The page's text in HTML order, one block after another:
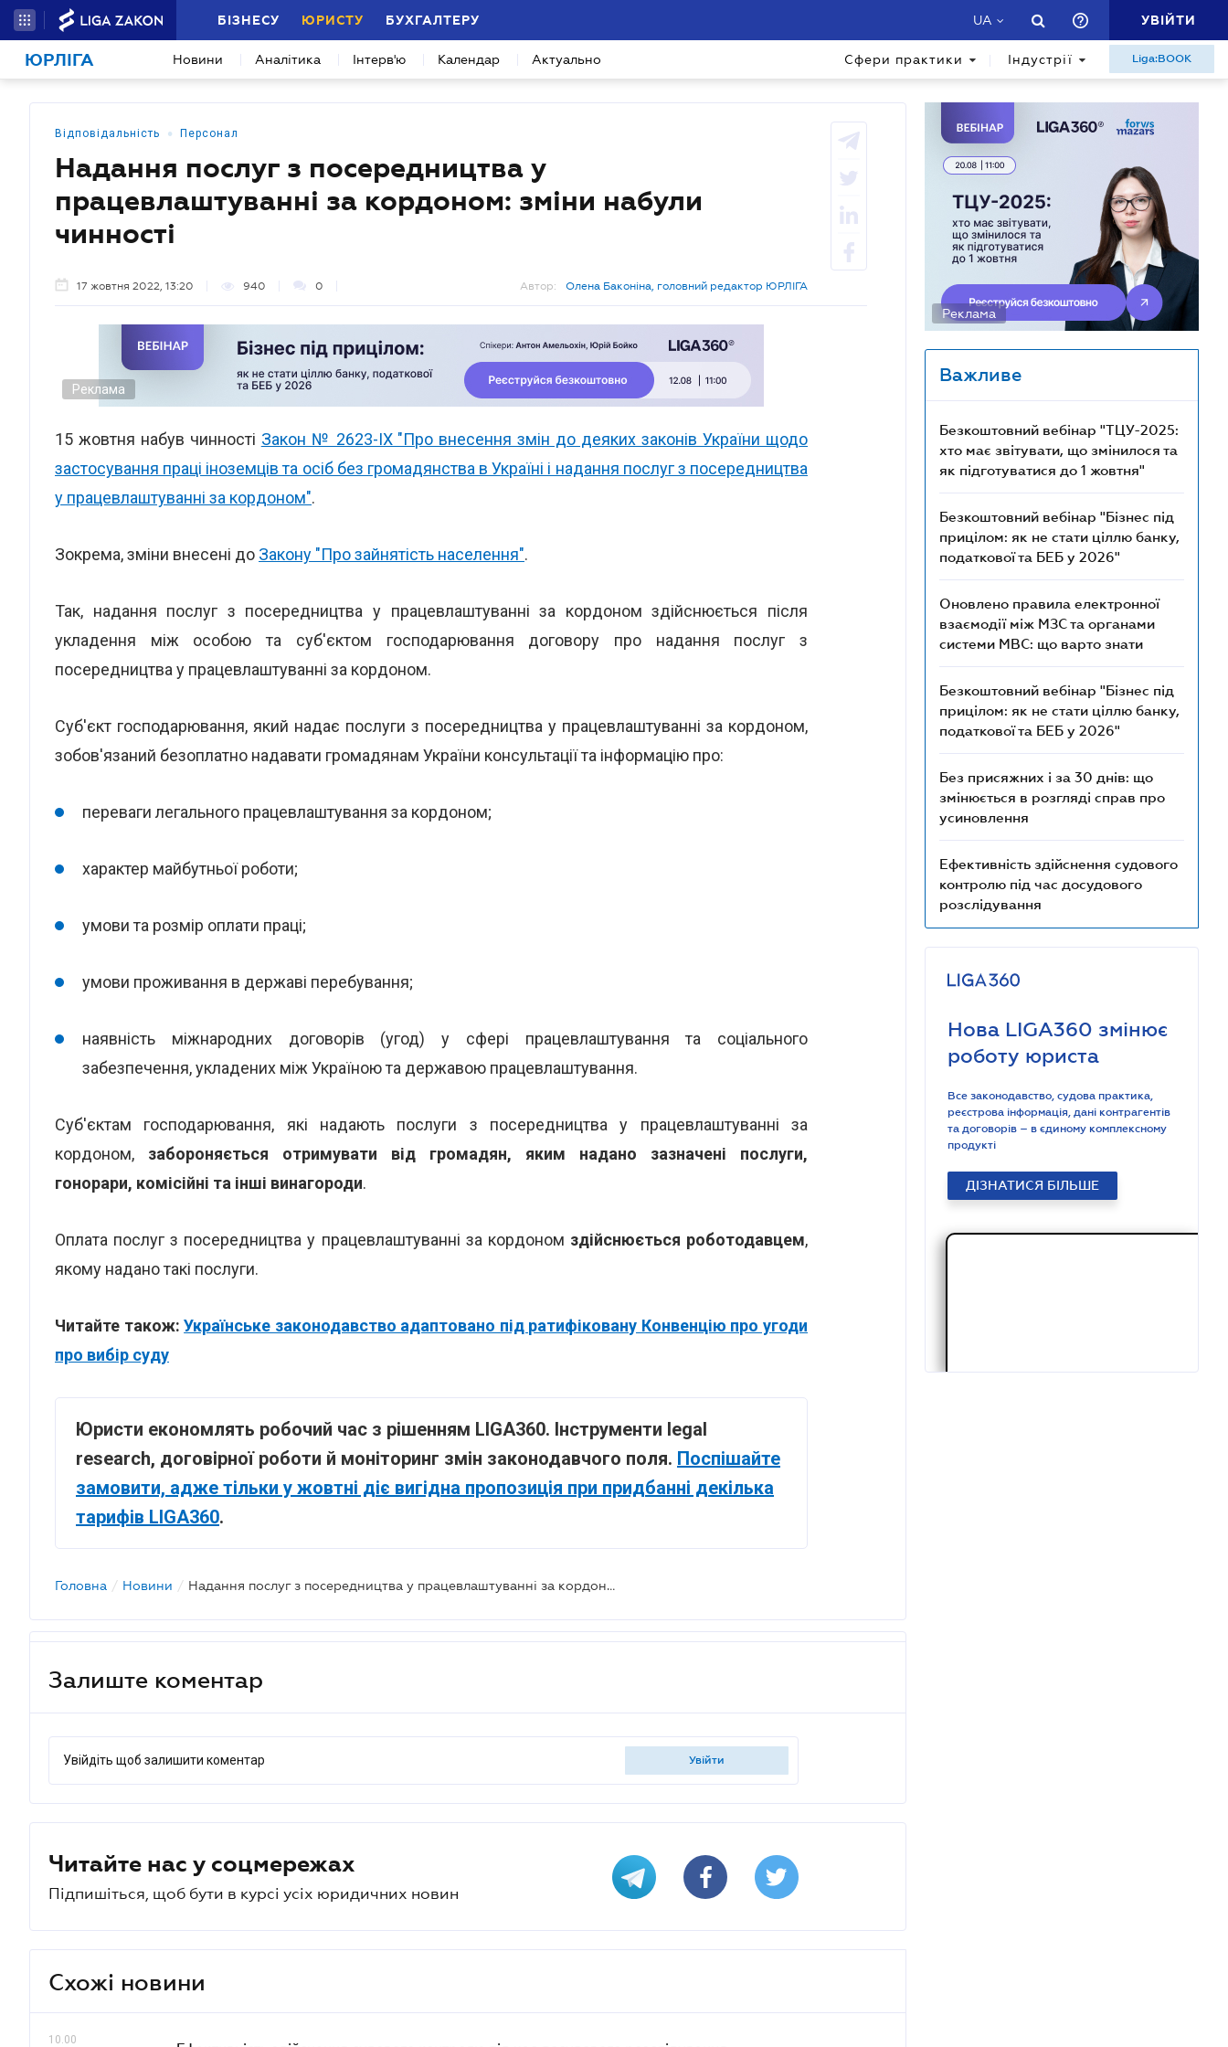
БІЗНЕСУ ЮРИСТУ БУХГАЛТЕРУ UA УВІЙТИ
ЮРЛІГА Новини Аналітика Інтерв'ю Календар Актуально Сфери практики Індустрії Liga:BOOK
Відповідальність • Персонал
Надання послуг з посередництва у
працевлаштуванні за кордоном: зміни набули
чинності
17 жовтня 2022, 13:20 940 0 Автор: Олена Баконіна, головний редактор ЮРЛІГА
Реклама
15 жовтня набув чинності Закон № 2623-IX "Про внесення змін до деяких законів України щодо
застосування праці іноземців та осіб без громадянства в Україні і надання послуг з посередництва
у працевлаштуванні за кордоном".
Зокрема, зміни внесені до Закону "Про зайнятість населення".
Так, надання послуг з посередництва у працевлаштуванні за кордоном здійснюється після
укладення між особою та суб'єктом господарювання договору про надання послуг з
посередництва у працевлаштуванні за кордоном.
Суб'єкт господарювання, який надає послуги з посередництва у працевлаштуванні за кордоном,
зобов'язаний безоплатно надавати громадянам України консультації та інформацію про:
переваги легального працевлаштування за кордоном;
характер майбутньої роботи;
умови та розмір оплати праці;
умови проживання в державі перебування;
наявність міжнародних договорів (угод) у сфері працевлаштування та соціального
забезпечення, укладених між Україною та державою працевлаштування.
Суб'єктам господарювання, які надають послуги з посередництва у працевлаштуванні за
кордоном, забороняється отримувати від громадян, яким надано зазначені послуги,
гонорари, комісійні та інші винагороди.
Оплата послуг з посередництва у працевлаштуванні за кордоном здійснюється роботодавцем,
якому надано такі послуги.
Читайте також:Українське законодавство адаптовано під ратифіковану Конвенцію про угоди
про вибір суду
Юристи економлять робочий час з рішенням LIGA360. Інструменти legal
research, договірної роботи й моніторинг змін законодавчого поля. Поспішайте
замовити, адже тільки у жовтні діє вигідна пропозиція при придбанні декілька
тарифів LIGA360.
Головна / Новини / Надання послуг з посередництва у працевлаштуванні за кордоном: зміни набули чинності
Залиште коментар
Увійдіть щоб залишити коментар увійти
Читайте нас у соцмережах
Підпишіться, щоб бути в курсі усіх юридичних новин
Схожі новини
10.00
Реклама
Важливе
Безкоштовний вебінар "ТЦУ-2025:
хто має звітувати, що змінилося та
як підготуватися до 1 жовтня"
Безкоштовний вебінар "Бізнес під
прицілом: як не стати ціллю банку,
податкової та БЕБ у 2026"
Оновлено правила електронної
взаємодії між МЗС та органами
системи МВС: що варто знати
Безкоштовний вебінар "Бізнес під
прицілом: як не стати ціллю банку,
податкової та БЕБ у 2026"
Без присяжних і за 30 днів: що
змінюється в розгляді справ про
усиновлення
Ефективність здійснення судового
контролю під час досудового
розслідування
Нова LIGA360 змінює
роботу юриста
Все законодавство, судова практика,
реєстрова інформація, дані контрагентів
та договорів – в єдиному комплексному
продукті
ДІЗНАТИСЯ БІЛЬШЕ